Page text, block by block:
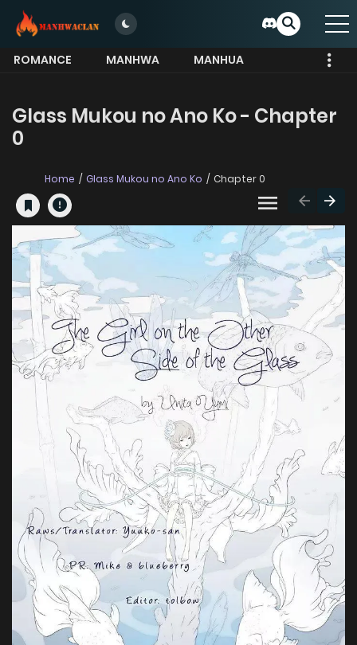
ROMANCE MANHWA
MANHUA
Glass Mukou no Ano Ko - Chapter
0
Home Glass Mukou no Ano Ko Chapter 0